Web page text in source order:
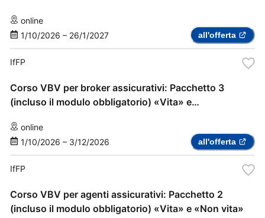
online
1/10/2026 – 26/1/2027 all'offerta
IfFP
Corso VBV per broker assicurativi: Pacchetto 3
(incluso il modulo obbligatorio) «Vita» e
online
1/10/2026 – 3/12/2026 all'offerta
IfFP
Corso VBV per agenti assicurativi: Pacchetto 2
(incluso il modulo obbligatorio) «Vita» e «Non vita»